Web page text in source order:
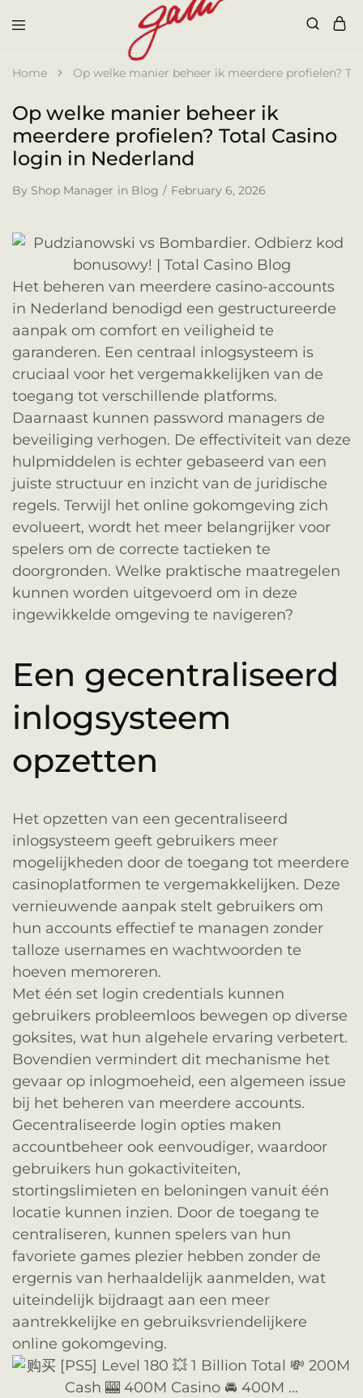
Galli
Home Op welke manier beheer ik meerdere profielen?
Op welke manier beheer ik
meerdere profielen? Total Casino
login in Nederland
By Shop Manager in Blog February 6, 2026
Het beheren van meerdere casino-accounts
in Nederland benodigd een gestructureerde
aanpak om comfort en veiligheid te
garanderen. Een centraal inlogsysteem is
cruciaal voor het vergemakkelijken van de
toegang tot verschillende platforms.
Daarnaast kunnen password managers de
beveiliging verhogen. De effectiviteit van deze
hulpmiddelen is echter gebaseerd van een
juiste structuur en inzicht van de juridische
regels. Terwijl het online gokomgeving zich
evolueert, wordt het meer belangrijker voor
spelers om de correcte tactieken te
doorgronden. Welke praktische maatregelen
kunnen worden uitgevoerd om in deze
ingewikkelde omgeving te navigeren?
Een gecentraliseerd
inlogsysteem
opzetten
Het opzetten van een gecentraliseerd
inlogsysteem geeft gebruikers meer
mogelijkheden door de toegang tot meerdere
casinoplatformen te vergemakkelijken. Deze
vernieuwende aanpak stelt gebruikers om
hun accounts effectief te managen zonder
talloze usernames en wachtwoorden te
hoeven memoreren.
Met één set login credentials kunnen
gebruikers probleemloos bewegen op diverse
goksites, wat hun algehele ervaring verbetert.
Bovendien vermindert dit mechanisme het
gevaar op inlogmoeheid, een algemeen issue
bij het beheren van meerdere accounts.
Gecentraliseerde login opties maken
accountbeheer ook eenvoudiger, waardoor
gebruikers hun gokactiviteiten,
stortingslimieten en beloningen vanuit één
locatie kunnen inzien. Door de toegang te
centraliseren, kunnen spelers van hun
favoriete games plezier hebben zonder de
ergernis van herhaaldelijk aanmelden, wat
uiteindelijk bijdraagt aan een meer
aantrekkelijke en gebruiksvriendelijkere
online gokomgeving.